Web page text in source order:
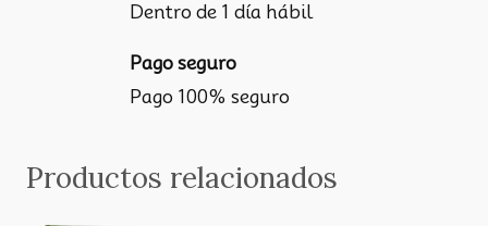
Dentro de 1 día hábil
Pago seguro
Pago 100% seguro
Productos relacionados